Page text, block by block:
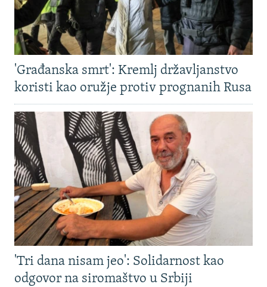
'Građanska smrt': Kremlj državljanstvo
koristi kao oružje protiv prognanih Rusa
'Tri dana nisam jeo': Solidarnost kao
odgovor na siromaštvo u Srbiji